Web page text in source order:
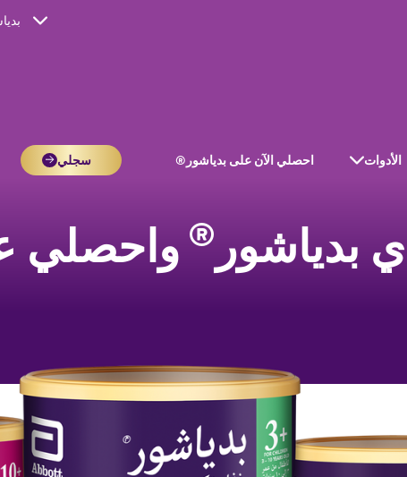
الأدوات احصلي الآن على بدياشور® سجلي
بدياشور ® واحصلي